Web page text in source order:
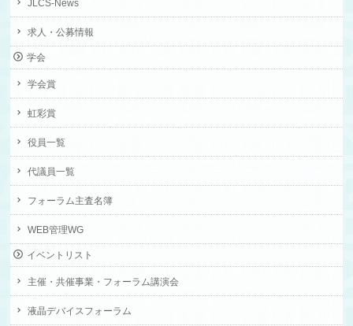
JLCS-News
求人・公募情報
学会
学会賞
虹彩賞
役員一覧
代議員一覧
フォーラム主査名簿
WEB管理WG
イベントリスト
主催・共催事業・フォーラム講演会
液晶デバイスフォーラム